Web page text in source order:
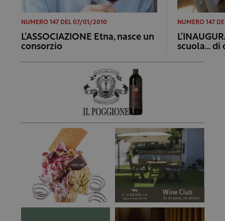
NUMERO 147 DEL 07/01/2010
L’ASSOCIAZIONE Etna, nasce un
consorzio
NUMERO 147
scuola… di